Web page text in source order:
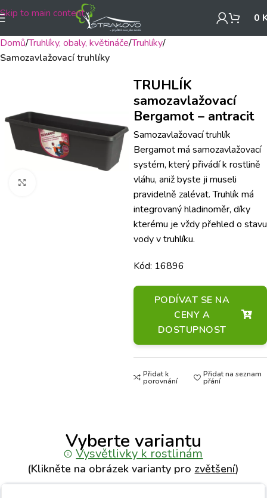
Skip to main content 0
Domů Truhlíky, obaly, květináče Truhlíky
Samozavlažovací truhlíky
TRUHLÍK
samozavlažovací
Bergamot – antracit
Samozavlažovací truhlík
Bergamot má samozavlažovací
systém, který přivádí k rostlině
vláhu, aniž byste ji museli
pravidelně zalévat. Truhlík má
integrovaný hladinoměr, díky
kterému je vždy přehled o stavu
vody v truhlíku.
Kód: 16896
PODÍVAT SE NA
CENY A
DOSTUPNOST
Přidat k
porovnání
Přidat na seznam
přání
Vyberte variantu
Vysvětlivky k rostlinám
(Klikněte na obrázek varianty pro zvětšení)